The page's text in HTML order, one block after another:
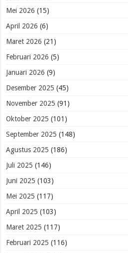
Mei 2026 (15)
April 2026 (6)
Maret 2026 (21)
Februari 2026 (5)
Januari 2026 (9)
Desember 2025 (45)
November 2025 (91)
Oktober 2025 (101)
September 2025 (148)
Agustus 2025 (186)
Juli 2025 (146)
Juni 2025 (103)
Mei 2025 (117)
April 2025 (103)
Maret 2025 (117)
Februari 2025 (116)